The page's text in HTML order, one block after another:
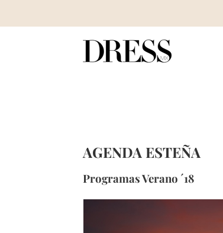
AGENDA ESTEÑA
Programas Verano ´18